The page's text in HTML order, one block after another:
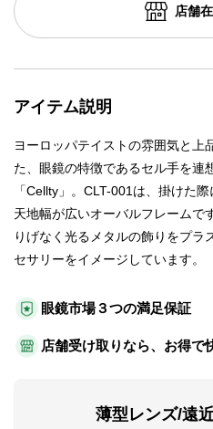
眼鏡市場３つの満足保証
店舗受け取りなら、お得で
薄型レンズ/遠
店舗
アイテム説明
ヨーロッパテイストの雰囲気と上
た、眼鏡の特徴であるセル手を連
「Cellty」。CLT-001は、掛けた
天地幅が広いオーバルフレームで
りげなく光るメタルの飾りをプラ
セサリーをイメージしています。